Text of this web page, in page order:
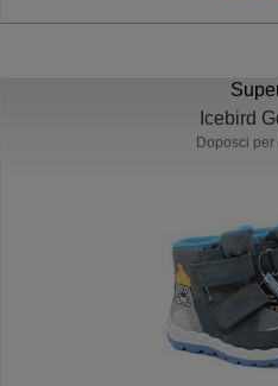
Icebird
Doposci per